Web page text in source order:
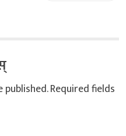
Required fields